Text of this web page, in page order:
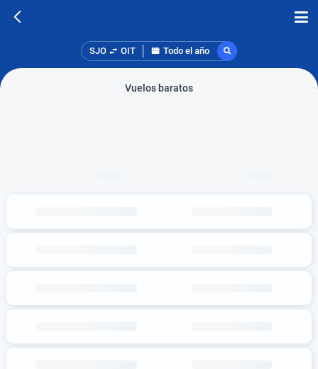
SJO OIT Todo el año
Vuelos baratos